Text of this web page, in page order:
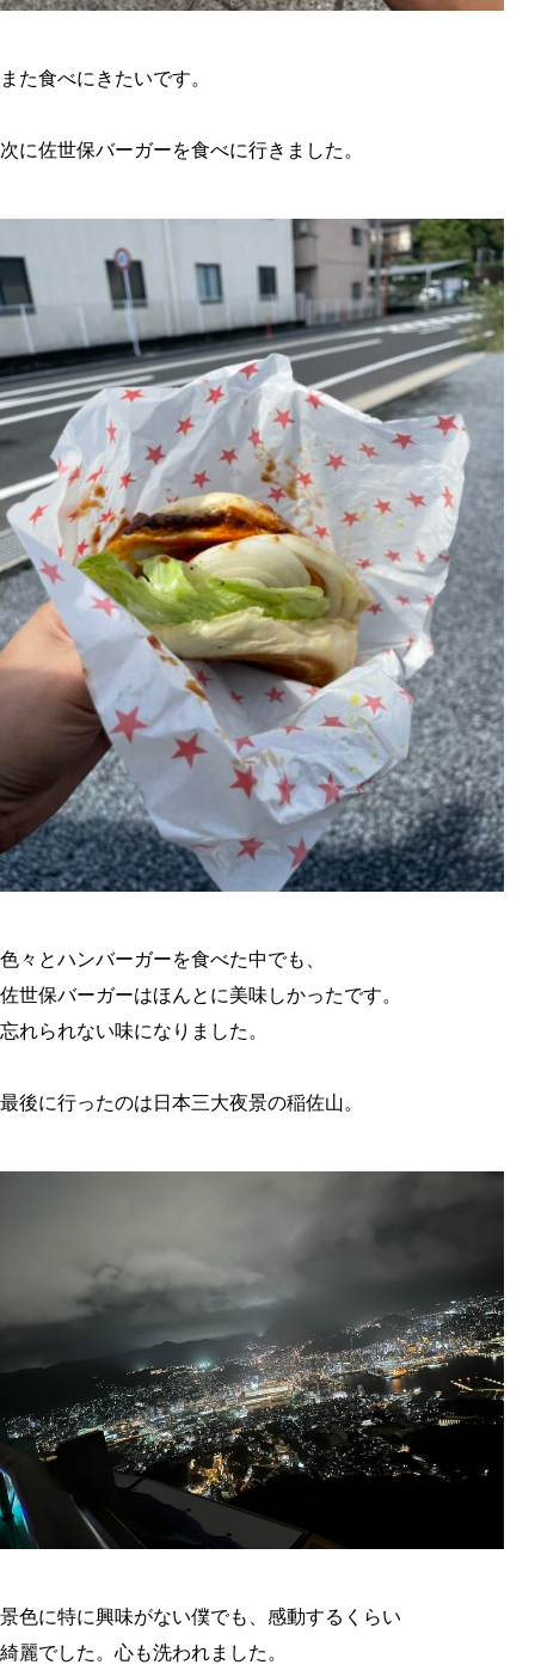
また食べにきたいです。
次に佐世保バーガーを食べに行きました。
色々とハンバーガーを食べた中でも、
佐世保バーガーはほんとに美味しかったです。
忘れられない味になりました。
最後に行ったのは日本三大夜景の稲佐山。
景色に特に興味がない僕でも、感動するくらい
綺麗でした。心も洗われました。